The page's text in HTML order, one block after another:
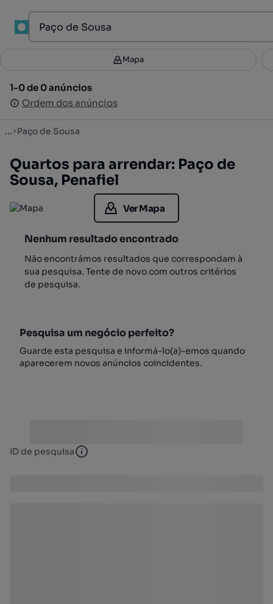
Filtros 3
1-0 de 0 anúncios
Ordem dos anúncios
Mapa
1-0 de 0 anúncios
Ordem dos anúncios
... Paço de Sousa
Quartos para arrendar: Paço de
Sousa, Penafiel
Ver Mapa
Nenhum resultado encontrado
Não encontrámos resultados que correspondam à
sua pesquisa. Tente de novo com outros critérios
de pesquisa.
Pesquisa um negócio perfeito?
Guarde esta pesquisa e informá-lo(a)-emos quando
aparecerem novos anúncios coincidentes.
ID de pesquisa ID de pesquisa